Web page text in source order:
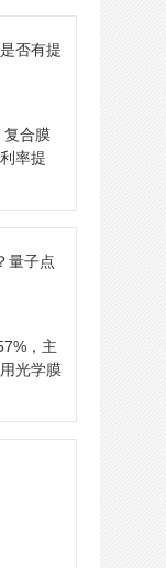
否有提
复合膜
率提
量子点
，主
光学膜